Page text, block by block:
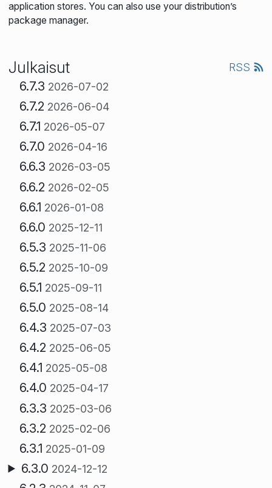
application stores. You can also use your distribution’s
package manager.
Julkaisut RSS
6.7.3 2026-07-02
6.7.2 2026-06-04
6.7.1 2026-05-07
6.7.0 2026-04-16
6.6.3 2026-03-05
6.6.2 2026-02-05
6.6.1 2026-01-08
6.6.0 2025-12-11
6.5.3 2025-11-06
6.5.2 2025-10-09
6.5.1 2025-09-11
6.5.0 2025-08-14
6.4.3 2025-07-03
6.4.2 2025-06-05
6.4.1 2025-05-08
6.4.0 2025-04-17
6.3.3 2025-03-06
6.3.2 2025-02-06
6.3.1 2025-01-09
6.3.0 2024-12-12